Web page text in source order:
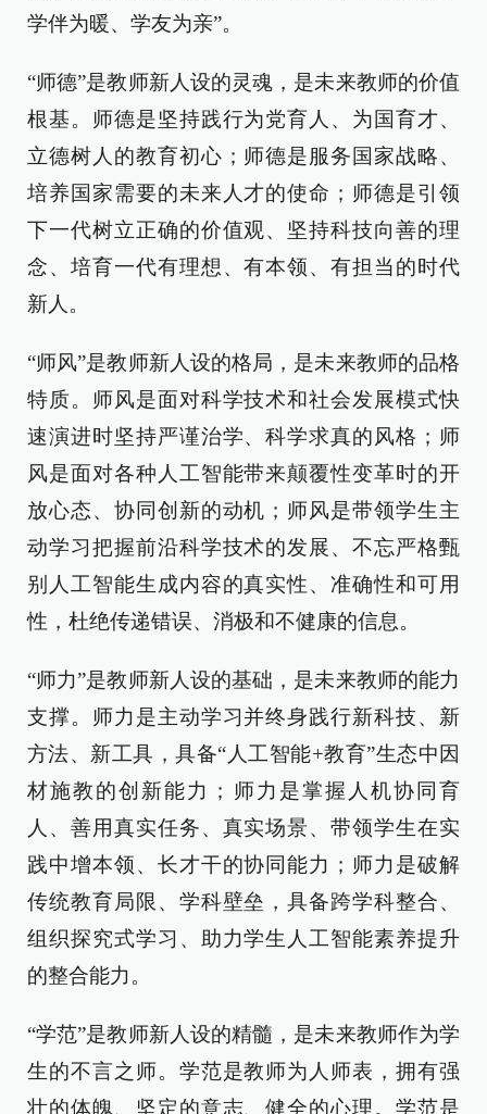
学伴为暖、学友为亲”。
“师德”是教师新人设的灵魂，是未来教师的价值
根基。师德是坚持践行为党育人、为国育才、
立德树人的教育初心；师德是服务国家战略、
培养国家需要的未来人才的使命；师德是引领
下一代树立正确的价值观、坚持科技向善的理
念、培育一代有理想、有本领、有担当的时代
新人。
“师风”是教师新人设的格局，是未来教师的品格
特质。师风是面对科学技术和社会发展模式快
速演进时坚持严谨治学、科学求真的风格；师
风是面对各种人工智能带来颠覆性变革时的开
放心态、协同创新的动机；师风是带领学生主
动学习把握前沿科学技术的发展、不忘严格甄
别人工智能生成内容的真实性、准确性和可用
性，杜绝传递错误、消极和不健康的信息。
“师力”是教师新人设的基础，是未来教师的能力
支撑。师力是主动学习并终身践行新科技、新
方法、新工具，具备“人工智能+教育”生态中因
材施教的创新能力；师力是掌握人机协同育
人、善用真实任务、真实场景、带领学生在实
践中增本领、长才干的协同能力；师力是破解
传统教育局限、学科壁垒，具备跨学科整合、
组织探究式学习、助力学生人工智能素养提升
的整合能力。
“学范”是教师新人设的精髓，是未来教师作为学
生的不言之师。学范是教师为人师表，拥有强
壮的体魄、坚定的意志、健全的心理。学范是